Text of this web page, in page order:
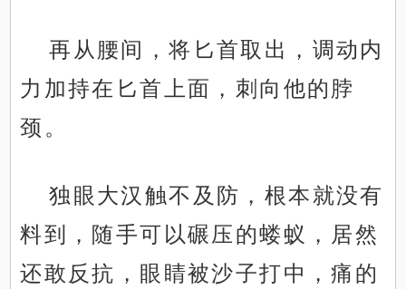
再从腰间，将匕首取出，调动内
力加持在匕首上面，刺向他的脖
颈。
独眼大汉触不及防，根本就没有
料到，随手可以碾压的蝼蚁，居然
还敢反抗，眼睛被沙子打中，痛的